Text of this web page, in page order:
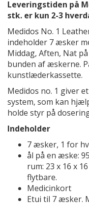
Leveringstiden på
stk. er kun 2-3
Medidos No. 1
indeholder 7 æsker
Middag, Aften, Nat
bunden af æskerne.
kunstlæderkassette.
Medidos no. 1 giver
system, som kan
holde styr på
Indeholder
7 æsker, 1 for
ål på en æske:
rum: 23 x 16 x
flytbare.
Medicinkort
Etui til 7 æsker.